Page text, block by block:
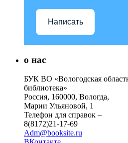
Написать
о нас
БУК ВО «Вологодская
библиотека»
Россия, 160000, Вологда,
Марии Ульяновой, 1
Телефон для справок –
8(8172)21-17-69
Adm@booksite.ru